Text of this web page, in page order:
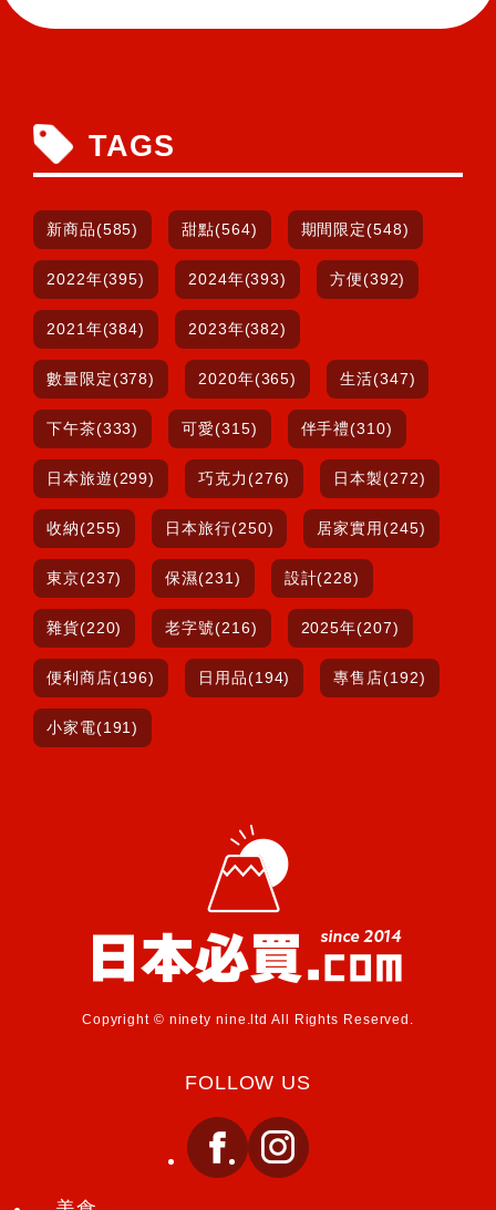
TAGS
新商品(585) 甜點(564) 期間限定(548)
2022年(395) 2024年(393) 方便(392)
2021年(384) 2023年(382)
數量限定(378) 2020年(365) 生活(347)
下午茶(333) 可愛(315) 伴手禮(310)
日本旅遊(299) 巧克力(276) 日本製(272)
收納(255) 日本旅行(250) 居家實用(245)
東京(237) 保濕(231) 設計(228)
雜貨(220) 老字號(216) 2025年(207)
便利商店(196) 日用品(194) 專售店(192)
小家電(191)
Copyright © ninety nine.ltd All Rights Reserved.
FOLLOW US